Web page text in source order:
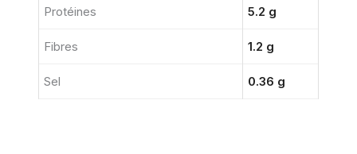
Protéines 5.2 g
Fibres 1.2 g
Sel 0.36 g